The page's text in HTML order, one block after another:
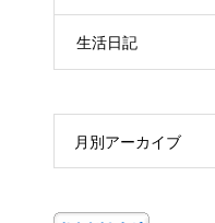
生活日記
月別アーカイブ